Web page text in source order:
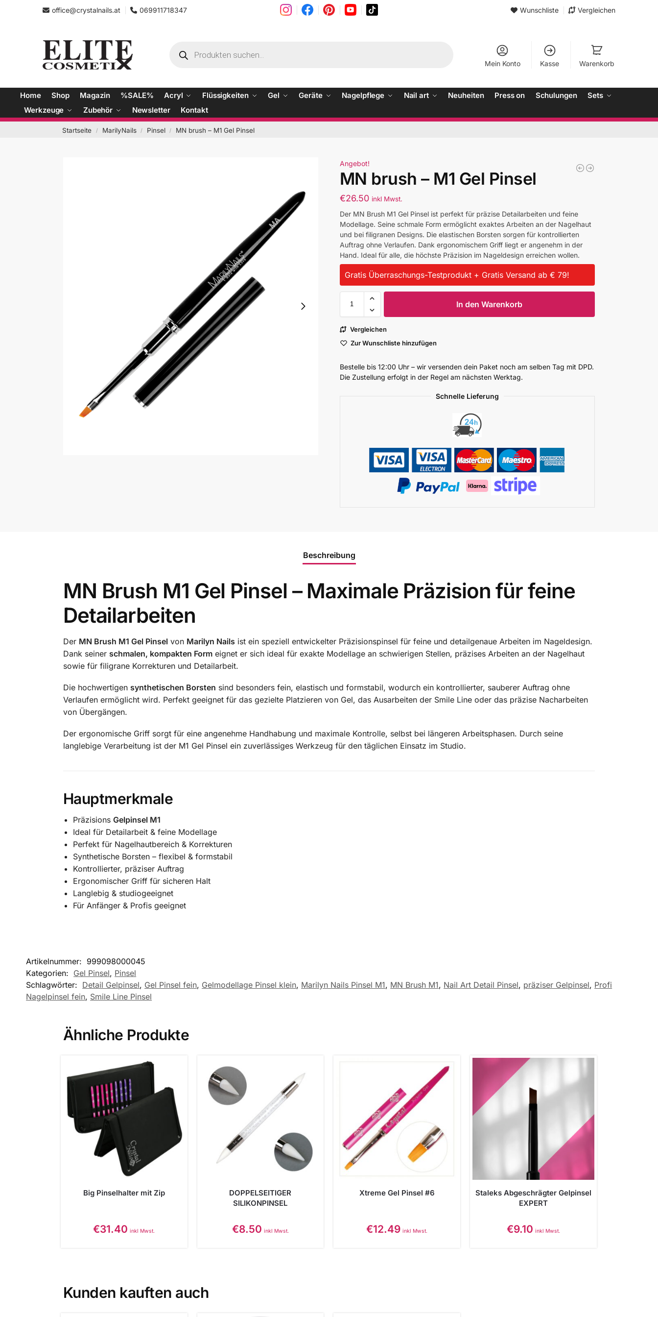
office@crystalnails.at 069911718347 Wunschliste Vergleichen
Mein Konto Kasse Warenkorb
Home Shop Magazin %SALE% Acryl Flüssigkeiten Gel Geräte Nagelpflege Nail art Neuheiten Press on Schulungen
Sets
Werkzeuge
Zubehör Newsletter Kontakt
Startseite / MarilyNails / Pinsel / MN brush – M1 Gel Pinsel
Angebot!
MN brush – M1 Gel Pinsel
€26.50 inkl Mwst.
Der MN Brush M1 Gel Pinsel ist perfekt für präzise Detailarbeiten und feine
Modellage. Seine schmale Form ermöglicht exaktes Arbeiten an der Nagelhaut
und bei filigranen Designs. Die elastischen Borsten sorgen für kontrollierten
Auftrag ohne Verlaufen. Dank ergonomischem Griff liegt er angenehm in der
Hand. Ideal für alle, die höchste Präzision im Nageldesign erreichen wollen.
Gratis Überraschungs-Testprodukt + Gratis Versand ab € 79!
In den Warenkorb
Vergleichen
Zur Wunschliste hinzufügen
Bestelle bis 12:00 Uhr – wir versenden dein Paket noch am selben Tag mit DPD.
Die Zustellung erfolgt in der Regel am nächsten Werktag.
Schnelle Lieferung
Beschreibung
MN Brush M1 Gel Pinsel – Maximale Präzision für feine
Detailarbeiten
Der MN Brush M1 Gel Pinselvon Marilyn Nails ist ein speziell entwickelter Präzisionspinsel für feine und detailgenaue Arbeiten im Nageldesign.
Dank seiner schmalen, kompakten Formeignet er sich ideal für exakte Modellage an schwierigen Stellen, präzises Arbeiten an der Nagelhaut
sowie für filigrane Korrekturen und Detailarbeit.
Die hochwertigen synthetischen Borsten sind besonders fein, elastisch und formstabil, wodurch ein kontrollierter, sauberer Auftrag ohne
Verlaufen ermöglicht wird. Perfekt geeignet für das gezielte Platzieren von Gel, das Ausarbeiten der Smile Line oder das präzise Nacharbeiten
von Übergängen.
Der ergonomische Griff sorgt für eine angenehme Handhabung und maximale Kontrolle, selbst bei längeren Arbeitsphasen. Durch seine
langlebige Verarbeitung ist der M1 Gel Pinsel ein zuverlässiges Werkzeug für den täglichen Einsatz im Studio.
Hauptmerkmale
Präzisions Gelpinsel M1
Ideal für Detailarbeit & feine Modellage
Perfekt für Nagelhautbereich & Korrekturen
Synthetische Borsten – flexibel & formstabil
Kontrollierter, präziser Auftrag
Ergonomischer Griff für sicheren Halt
Langlebig & studiogeeignet
Für Anfänger & Profis geeignet
Artikelnummer: 999098000045
Kategorien: Gel Pinsel, Pinsel
Schlagwörter: Detail Gelpinsel, Gel Pinsel fein, Gelmodellage Pinsel klein, Marilyn Nails Pinsel M1, MN Brush M1, Nail Art Detail Pinsel, präziser Gelpinsel, Profi
Nagelpinsel fein, Smile Line Pinsel
Ähnliche Produkte
Big Pinselhalter mit Zip
€31.40 inkl Mwst.
DOPPELSEITIGER
SILIKONPINSEL
€8.50 inkl Mwst.
Xtreme Gel Pinsel #6
€12.49 inkl Mwst.
Staleks Abgeschrägter Gelpinsel
EXPERT
€9.10 inkl Mwst.
Kunden kauften auch